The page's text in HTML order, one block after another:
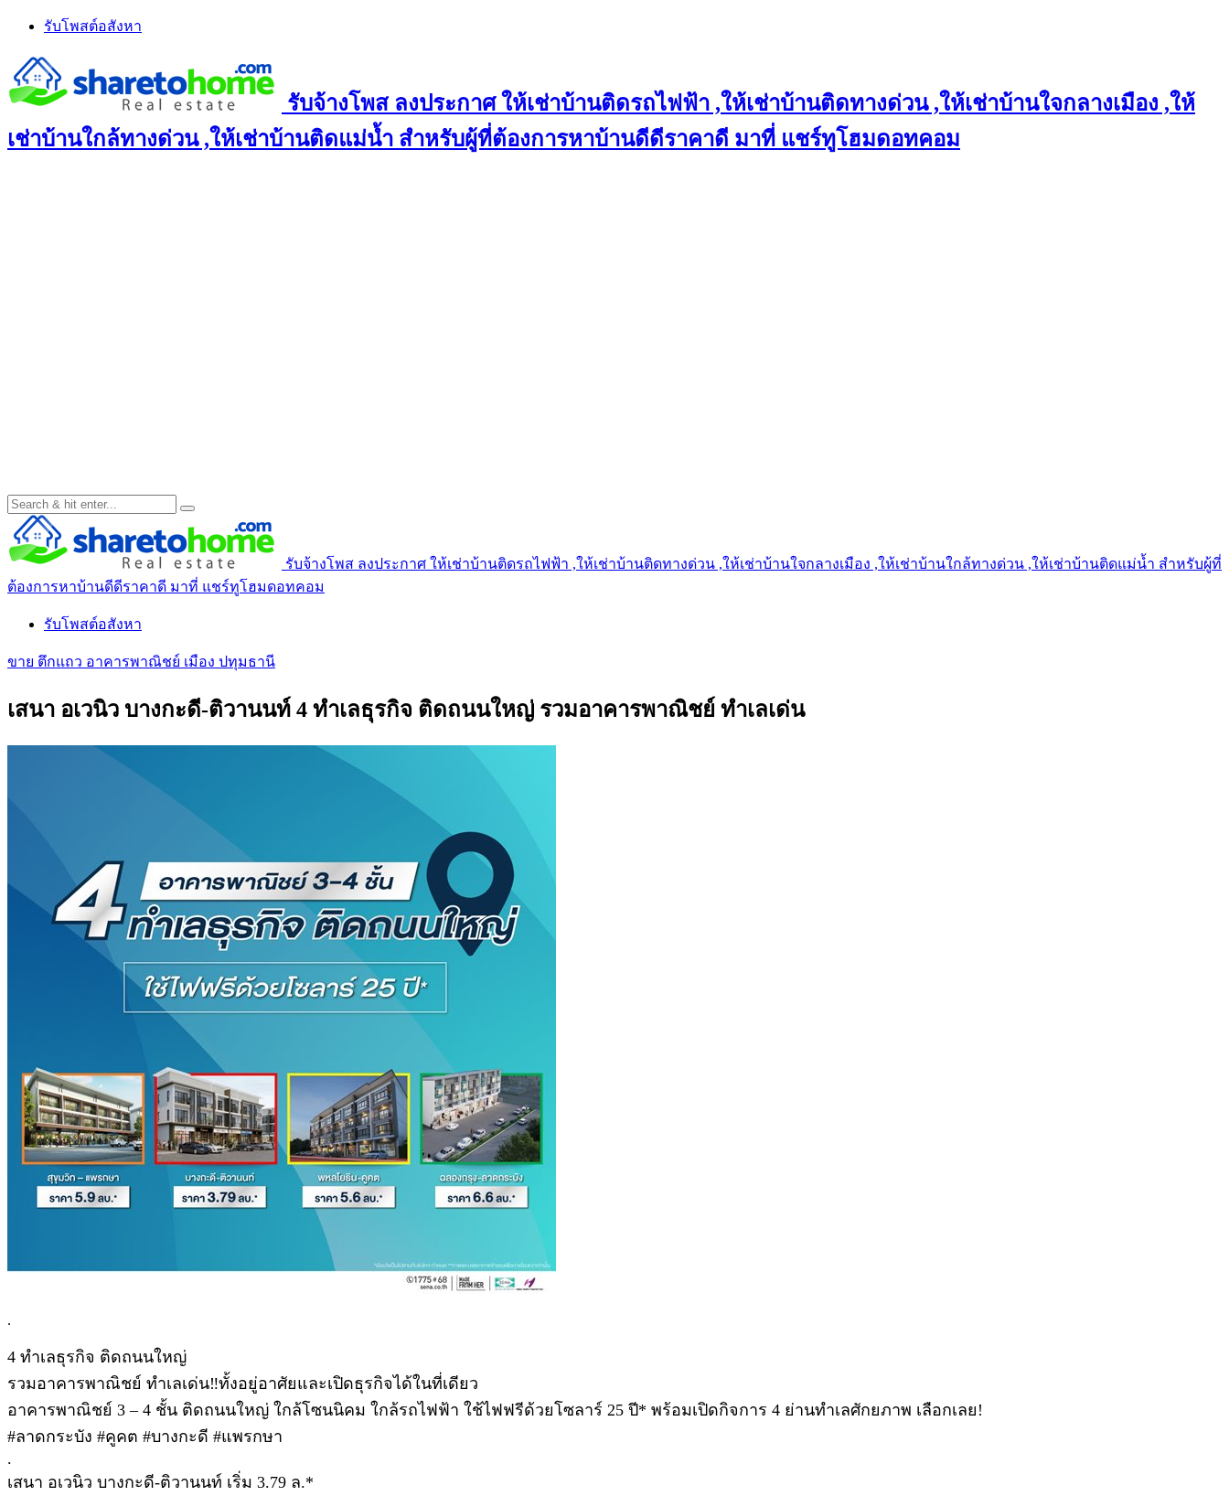
Skip
content
รับโพสต์อสังหา
รับจ้างโพส ลงประกาศ ให้เช่าบ้านติดรถไฟฟ้า ,ให้เช่าบ้านติดทางด่วน ,ให้เช่าบ้านใจกลางเมือง ,ให้
เช่าบ้านใกล้ทางด่วน ,ให้เช่าบ้านติดแม่น้ำ สำหรับผู้ที่ต้องการหาบ้านดีดีราคาดี มาที่ แชร์ทูโฮมดอทคอม
รับจ้างโพส ลงประกาศ ให้เช่าบ้านติดรถไฟฟ้า ,ให้เช่าบ้านติดทางด่วน ,ให้เช่าบ้านใจกลางเมือง ,ให้เช่าบ้านใกล้ทางด่วน ,ให้เช่าบ้านติดแม่น้ำ สำหรับผู้ที่
ต้องการหาบ้านดีดีราคาดี มาที่ แชร์ทูโฮมดอทคอม
รับโพสต์อสังหา
ขาย ตึกแถว อาคารพาณิชย์ เมือง ปทุมธานี
เสนา อเวนิว บางกะดี-ติวานนท์ 4 ทำเลธุรกิจ ติดถนนใหญ่ รวมอาคารพาณิชย์ ทำเลเด่น
.
4 ทำเลธุรกิจ ติดถนนใหญ่
รวมอาคารพาณิชย์ ทำเลเด่น‼ทั้งอยู่อาศัยและเปิดธุรกิจได้ในที่เดียว
อาคารพาณิชย์ 3 – 4 ชั้น ติดถนนใหญ่ ใกล้โซนนิคม ใกล้รถไฟฟ้า ใช้ไฟฟรีด้วยโซลาร์ 25 ปี* พร้อมเปิดกิจการ 4 ย่านทำเลศักยภาพ เลือกเลย!
#ลาดกระบัง #คูคต #บางกะดี #แพรกษา
.
เสนา อเวนิว บางกะดี-ติวานนท์ เริ่ม 3.79 ล.*